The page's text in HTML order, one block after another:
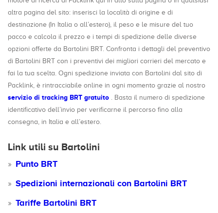
altra pagina del sito: inserisci la località di origine e di
destinazione (In Italia o all’estero), il peso e le misure del tuo
pacco e calcola il prezzo e i tempi di spedizione delle diverse
opzioni offerte da Bartolini BRT. Confronta i dettagli del preventivo
di Bartolini BRT con i preventivi dei migliori corrieri del mercato e
fai la tua scelta. Ogni spedizione inviata con Bartolini dal sito di
Packlink, è rintracciabile online in ogni momento grazie al nostro
servizio di tracking BRT gratuito . Basta il numero di spedizione
identificativo dell’invio per verificarne il percorso fino alla
consegna, in Italia e all’estero.
Link utili su Bartolini
Punto BRT
Spedizioni internazionali con Bartolini BRT
Tariffe Bartolini BRT